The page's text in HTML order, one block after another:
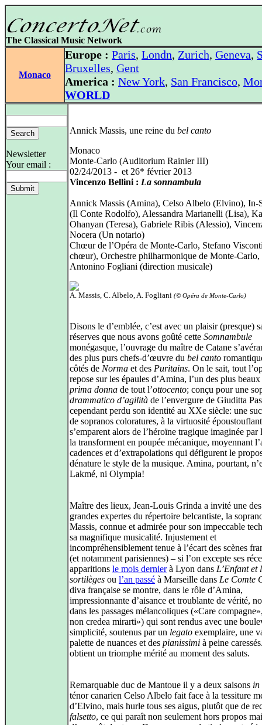
The Classical Music Network
Monaco
Europe : Paris, Londn, Zurich, Geneva,
Bruxelles, Gent
America : New York, San Francisco,
WORLD
Newsletter
Your email :
Annick Massis, une reine du bel canto
Monaco
Monte-Carlo (Auditorium Rainier III)
02/24/2013 - et 26* février 2013
Vincenzo Bellini : La sonnambula
Annick Massis (Amina), Celso Albelo (Elvino), In-
(Il Conte Rodolfo), Alessandra Marianelli (Lisa),
Ohanyan (Teresa), Gabriele Ribis (Alessio),
Nocera (Un notario)
Chœur de l’Opéra de Monte-Carlo, Stefano
chœur), Orchestre philharmonique de Monte-Carlo,
Antonino Fogliani (direction musicale)
A. Massis, C. Albelo, A. Fogliani (© Opéra de Monte-Carlo)
Disons le d’emblée, c’est avec un plaisir (presque)
réserves que nous avons goûté cette Somnambule
monégasque, l’ouvrage du maître de Catane
des plus purs chefs-d’œuvre du bel canto
côtés de Norma et des Puritains. On le sait, tout
repose sur les épaules d’Amina, l’un des plus
prima donna de tout l’ottocento; conçu pour une
drammatico d’agilità de l’envergure de Giuditta
cependant perdu son identité au XXe siècle: une
de sopranos coloratures, à la virtuosité
s’emparent alors de l’héroïne tragique imaginée
la transforment en poupée mécanique, moyennant
cadences et d’extrapolations qui défigurent le
dénature le style de la musique. Amina, pourtant,
Lakmé, ni Olympia!
Maître des lieux, Jean-Louis Grinda a invité une
grandes expertes du répertoire belcantiste, la
Massis, connue et admirée pour son impeccable
sa magnifique musicalité. Injustement et
incompréhensiblement tenue à l’écart des scènes
(et notamment parisiennes) – si l’on excepte ses
apparitions le mois dernierà Lyon dans L’Enfant et
sortilèges ou l’an passé à Marseille dans Le Comte
diva française se montre, dans le rôle d’Amina,
impressionnante d’aisance et troublante de vérité,
dans les passages mélancoliques («Care
non credea mirarti») qui sont rendus avec une
simplicité, soutenus par un legato exemplaire, une
palette de nuances et des pianissimi à peine
obtient un triomphe mérité au moment des saluts.
Remarquable duc de Mantoue il y a deux saisons in
ténor canarien Celso Albelo fait face à la tessiture
d’Elvino, mais hurle tous ses aigus, plutôt que de
falsetto, ce qui paraît non seulement hors propos